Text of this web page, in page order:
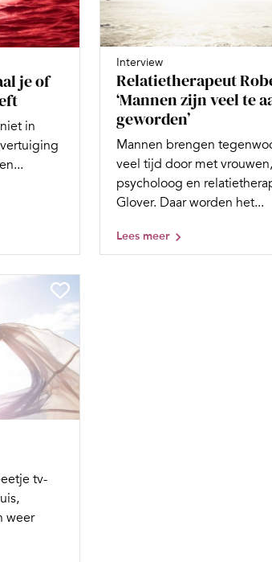
je of
in
Interview
Relatietherapeut
‘Mannen zijn veel te
geworden’
Mannen brengen
veel tijd door met
psycholoog en
Glover. Daar worden het...
Lees meer
tv-
weer